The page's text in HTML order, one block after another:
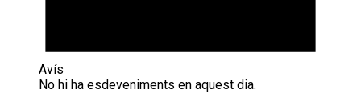
Avís
No hi ha esdeveniments en aquest dia.